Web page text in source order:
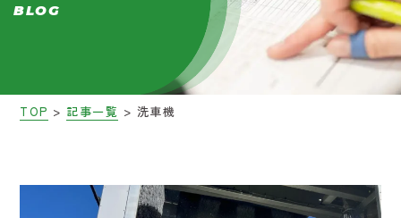
BLOG
TOP > 記事一覧 > 洗車機